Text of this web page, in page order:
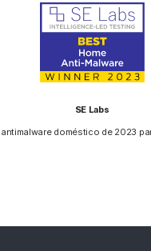
SE Labs
doméstico de 2023